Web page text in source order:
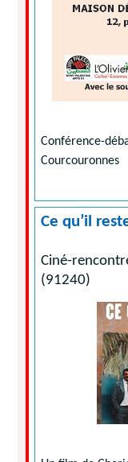
Conférence-
Courcouronnes
Ce qu’il
Ciné-
(91240)